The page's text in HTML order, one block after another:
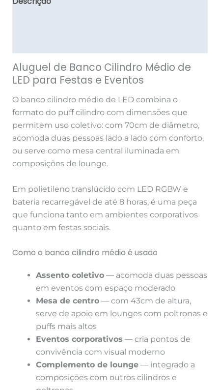
Aluguel de Banco Cilindro Médio de
LED para Festas e Eventos
O banco cilindro médio de LED combina o
formato do puff cilindro com dimensões que
permitem uso coletivo: com 70cm de diâmetro,
acomoda duas pessoas lado a lado com conforto,
ou serve como mesa central iluminada em
composições de lounge.
Em polietileno translúcido com LED RGBW e
bateria recarregável de até 8 horas, é uma peça
que funciona tanto em ambientes corporativos
quanto em festas sociais.
Como o banco cilindro médio é usado
Assento coletivo— acomoda duas pessoas
em eventos com espaço moderado
Mesa de centro— com 43cm de altura,
serve de apoio em lounges com poltronas e
puffs mais altos
Eventos corporativos — cria pontos de
convivência com visual moderno
Complemento de lounge— integrado a
composições com outros cilindros e